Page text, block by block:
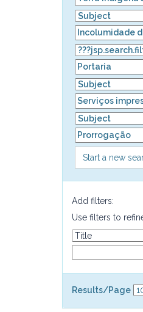
Start a new
Add filters:
Use filters to
Results/Page